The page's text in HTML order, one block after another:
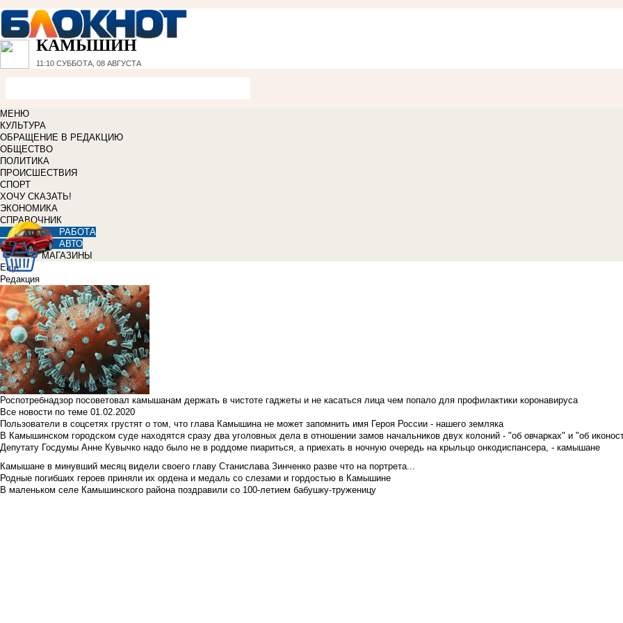
КАМЫШИН
11:10 СУББОТА, 08 АВГУСТА
МЕНЮ
КУЛЬТУРА
ОБРАЩЕНИЕ В РЕДАКЦИЮ
ОБЩЕСТВО
ПОЛИТИКА
ПРОИСШЕСТВИЯ
СПОРТ
ХОЧУ СКАЗАТЬ!
ЭКОНОМИКА
СПРАВОЧНИК
РАБОТА
АВТО
МАГАЗИНЫ
Еще
Редакция
Роспотребнадзор посоветовал камышанам держать в чистоте гаджеты и не касаться лица чем попало для профилактики коронавируса
Все новости по теме 01.02.2020
Пользователи в соцсетях грустят о том, что глава Камышина не может запомнить имя Героя России - нашего земляка
В Камышинском городском суде находятся сразу два уголовных дела в отношении замов начальников двух колоний - "об овчарках" и "об
Депутату Госдумы Анне Кувычко надо было не в роддоме пиариться, а приехать в ночную очередь на крыльцо онкодиспансера, - камышане
Камышане в минувший месяц видели своего главу Станислава Зинченко разве что на портрета...
Родные погибших героев приняли их ордена и медаль со слезами и гордостью в Камышине
В маленьком селе Камышинского района поздравили со 100-летием бабушку-труженицу